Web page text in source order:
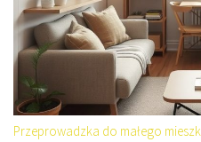
Przeprowadzka do małego